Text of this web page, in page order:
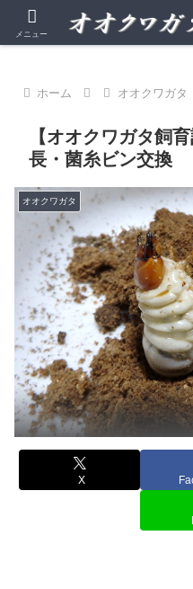
オオクワガタを中心
ホーム オオクワガタ
【オオクワガタ飼
長・菌糸ビン交換
オオクワガタ
X
メニュー